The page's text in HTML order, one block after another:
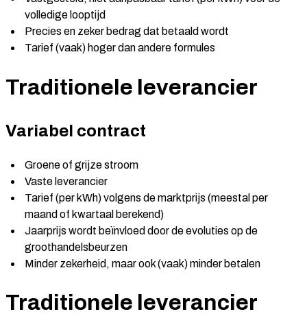
volledige looptijd
Precies en zeker bedrag dat betaald wordt
Tarief (vaak) hoger dan andere formules
Traditionele leverancier
Variabel contract
Groene of grijze stroom
Vaste leverancier
Tarief (per kWh) volgens de marktprijs (meestal per
maand of kwartaal berekend)
Jaarprijs wordt beïnvloed door de evoluties op de
groothandelsbeurzen
Minder zekerheid, maar ook (vaak) minder betalen
Traditionele leverancier